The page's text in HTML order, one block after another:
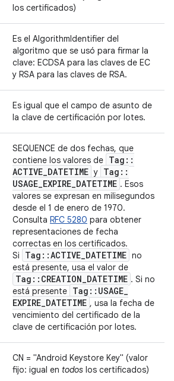
los certificados)
Es el AlgorithmIdentifier del
algoritmo que se usó para firmar la
clave: ECDSA para las claves de EC
y RSA para las claves de RSA.
Es igual que el campo de asunto de
la clave de certificación por lotes.
SEQUENCE de dos fechas, que
contiene los valores de Tag ::
ACTIVE_DATETIME y Tag ::
USAGE_EXPIRE_DATETIME . Esos
valores se expresan en milisegundos
desde el 1 de enero de 1970.
Consulta RFC 5280 para obtener
representaciones de fecha
correctas en los certificados.
Si
Tag ::ACTIVE_DATETIME no
está presente, usa el valor de
Tag :: CREATION_DATETIME . Si no
está presente Tag :: USAGE_
EXPIRE_DATETIME , usa la fecha de
vencimiento del certificado de la
clave de certificación por lotes.
CN = "Android Keystore Key" (valor
fijo: igual en todos los certificados)